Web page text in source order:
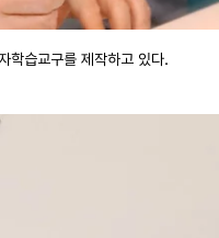
학습교구를 제작하고 있다.